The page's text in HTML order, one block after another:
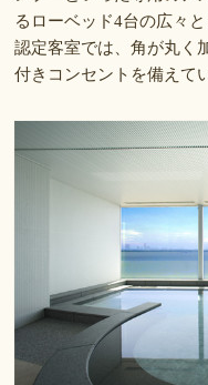
るローベッド4台の広々
認定客室では、角が丸く
付きコンセントを備えて